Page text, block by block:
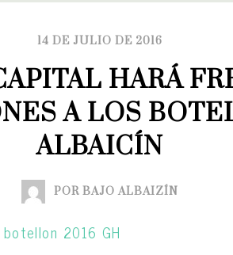
14 DE JULIO DE 2016
HARÁ
A LOS
ALBAICÍN
POR BAJO ALBAIZÍN